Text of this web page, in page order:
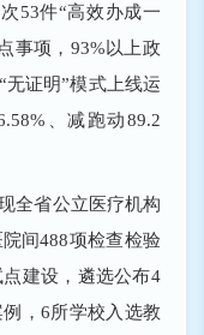
53件“高效办成一
事项，93%以上政
无证明”模式上线运
、减跑动89.2
全省公立医疗机构
间488项检查检验
建设，遴选公布4
，6所学校入选教